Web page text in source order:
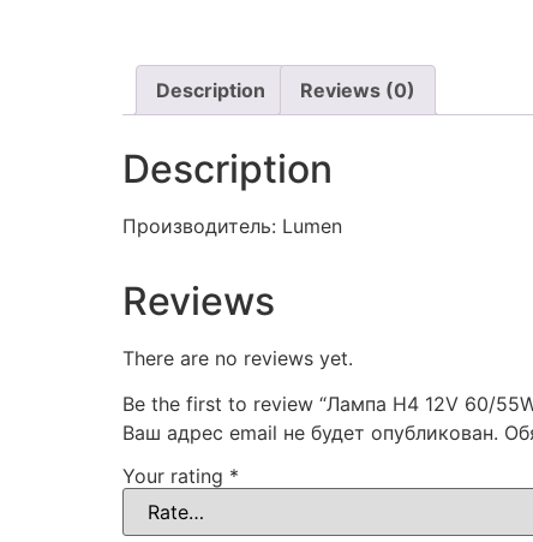
Description Reviews (0)
Description
Производитель: Lumen
Reviews
There are no reviews yet.
Be the first to review “Лампа H4 12V 60/
Ваш адрес email не будет опубликован.
Your rating *